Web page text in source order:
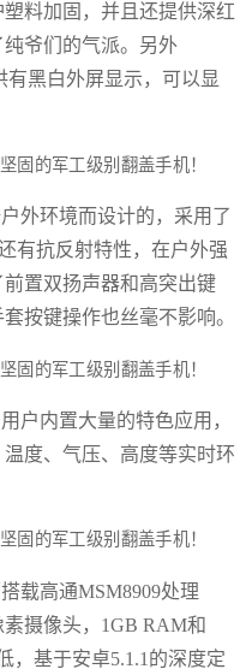
料加固，并且还提供深红
爷们的气派。另外
有黑白外屏显示，可以显
外环境而设计的，采用了
有抗反射特性，在户外强
置双扬声器和高突出键
按键操作也丝毫不影响。
户内置大量的特色应用，
度、气压、高度等实时环
载高通MSM8909处理
摄像头，1GB RAM和
，基于安卓5.1.1的深度定